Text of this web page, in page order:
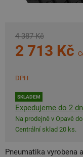
4 387 Kč
2 713 Kč
DPH
SKLADEM
Expedujeme do 2
Na prodejně v Opavě
Centrální sklad 20 ks.
Pneumatika vyrobena